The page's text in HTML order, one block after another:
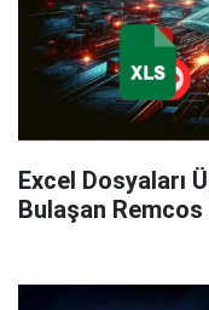
Excel Dosyaları
Bulaşan